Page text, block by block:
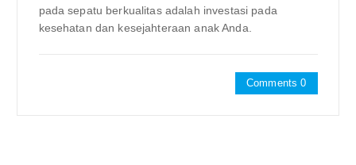
pada sepatu berkualitas adalah investasi pada
kesehatan dan kesejahteraan anak Anda.
Comments 0